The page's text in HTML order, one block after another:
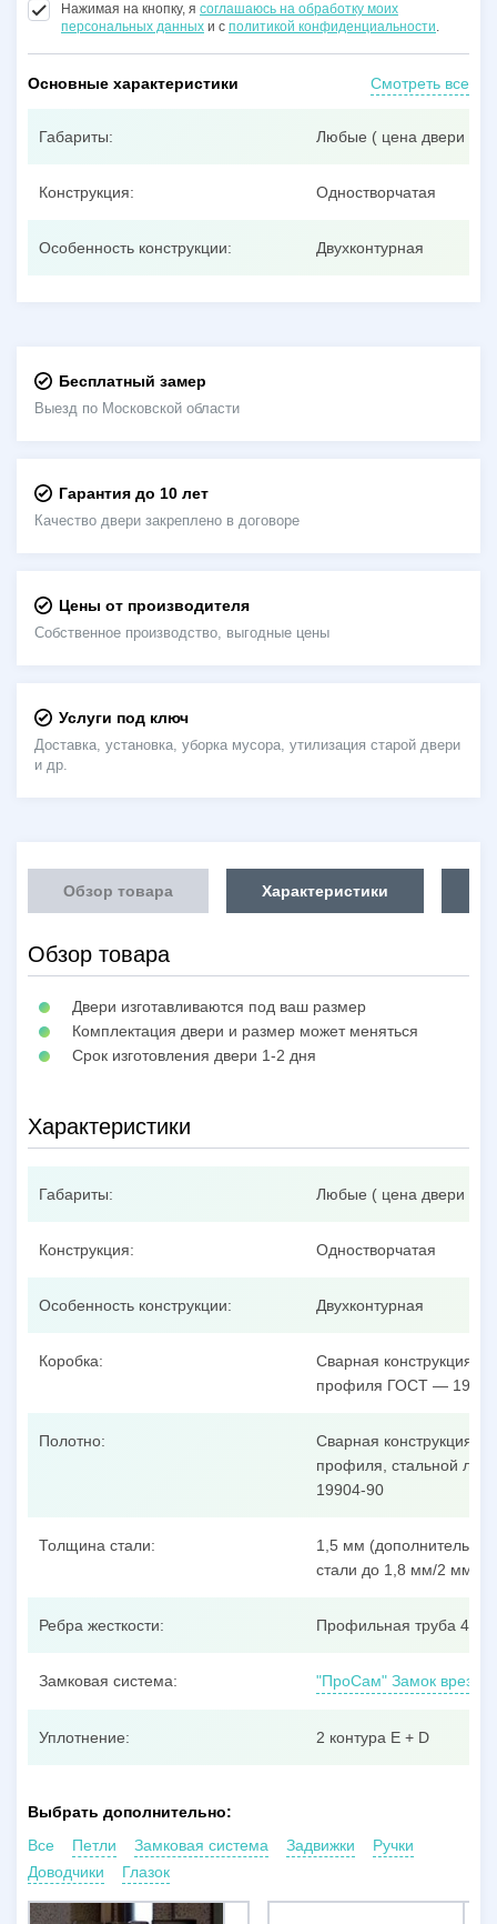
Нажимая на кнопку, я соглашаюсь на обработку моих
персональных данных и с политикой конфиденциальности.
Основные характеристики Смотреть все
Габариты: Любые ( цена двери
Конструкция: Одностворчатая
Особенность конструкции: Двухконтурная
Бесплатный замер
Выезд по Московской области
Гарантия до 10 лет
Качество двери закреплено в договоре
Цены от производителя
Собственное производство, выгодные цены
Услуги под ключ
Доставка, установка, уборка мусора, утилизация старой двери
и др.
Обзор товара Характеристики
Обзор товара
Двери изготавливаются под ваш размер
Комплектация двери и размер может меняться
Срок изготовления двери 1-2 дня
Характеристики
Габариты: Любые ( цена двери
Конструкция: Одностворчатая
Особенность конструкции: Двухконтурная
Коробка:
Сварная конструкция из
профиля ГОСТ —
Полотно:
Сварная конструкция из
профиля, стальной
19904-90
Толщина стали:
1,5 мм
стали до 1,8 мм/2 мм/3
Ребра жесткости: Профильная труба
Замковая система: "ПроСам" Замок
Уплотнение: 2 контура E + D
Выбрать дополнительно:
Все
Петли Замковая система Задвижки
Ручки
Доводчики
Глазок